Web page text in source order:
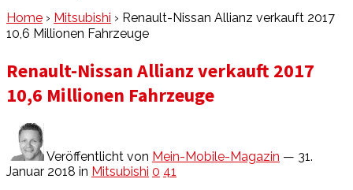
Home › Mitsubishi › Renault-Nissan Allianz verkauft 2017
10,6 Millionen Fahrzeuge
Renault-Nissan Allianz verkauft 2017
10,6 Millionen Fahrzeuge
Veröffentlicht von Mein-Mobile-Magazin — 31.
Januar 2018 in Mitsubishi 0 41